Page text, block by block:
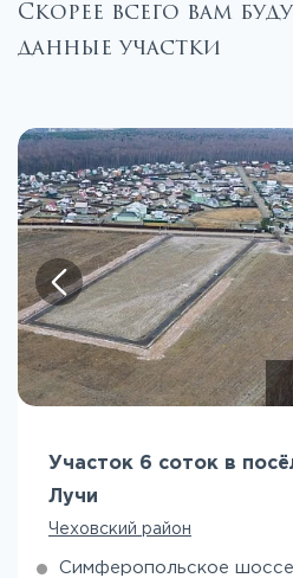
Скорее всего вам
данные участки
Участок 6 соток в
Лучи
Чеховский район
Симферопольское шоссе